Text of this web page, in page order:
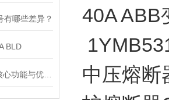
有哪些差异？
BLD
40A ABB
中压熔